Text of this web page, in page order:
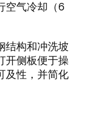
空气冷却（6
结构和冲洗坡
开侧板便于操
及性，并简化